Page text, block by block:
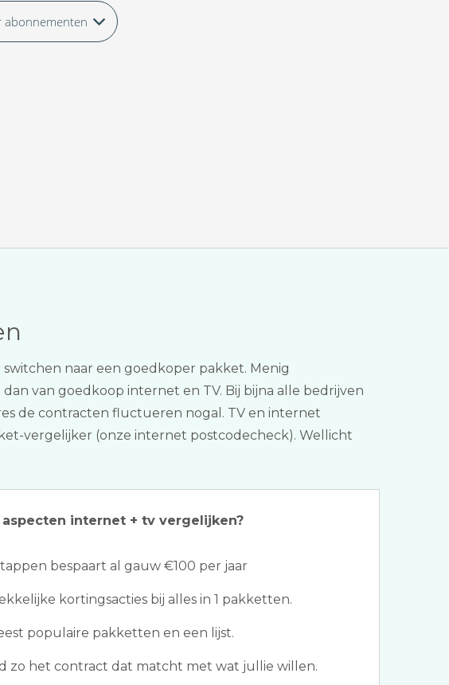
abonnementen
naar een goedkoper pakket. Menig
van goedkoop internet en TV. Bij bijna alle bedrijven
de contracten fluctueren nogal. TV en internet
vergelijker (onze internet postcodecheck). Wellicht
internet + tv vergelijken?
bespaart al gauw €100 per jaar
kortingsacties bij alles in 1 pakketten.
populaire pakketten en een lijst.
zo het contract dat matcht met wat jullie willen.